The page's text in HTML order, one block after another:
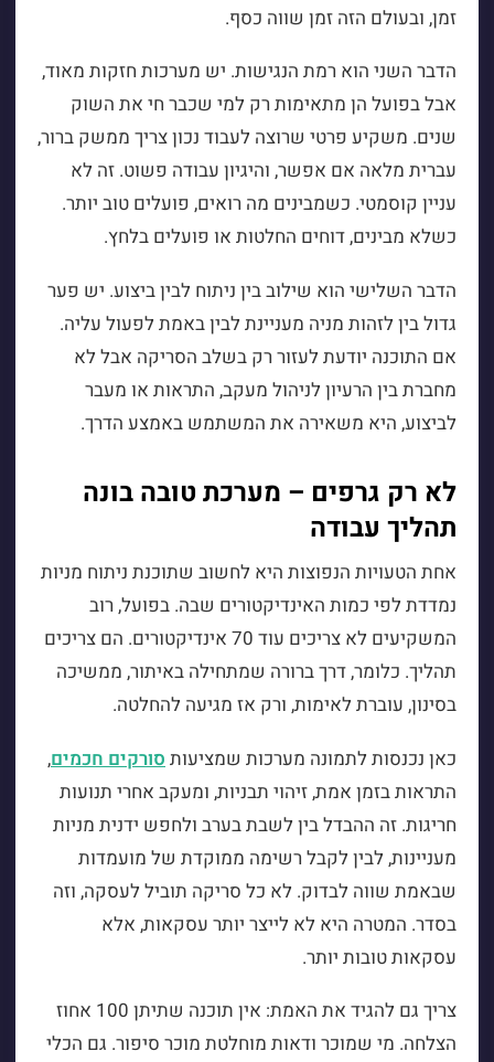
זמן, ובעולם הזה זמן שווה כסף.
הדבר השני הוא רמת הנגישות. יש מערכות חזקות מאוד,
אבל בפועל הן מתאימות רק למי שכבר חי את השוק
שנים. משקיע פרטי שרוצה לעבוד נכון צריך ממשק ברור,
עברית מלאה אם אפשר, והיגיון עבודה פשוט. זה לא
עניין קוסמטי. כשמבינים מה רואים, פועלים טוב יותר.
כשלא מבינים, דוחים החלטות או פועלים בלחץ.
הדבר השלישי הוא שילוב בין ניתוח לבין ביצוע. יש פער
גדול בין לזהות מניה מעניינת לבין באמת לפעול עליה.
אם התוכנה יודעת לעזור רק בשלב הסריקה אבל לא
מחברת בין הרעיון לניהול מעקב, התראות או מעבר
לביצוע, היא משאירה את המשתמש באמצע הדרך.
לא רק גרפים – מערכת טובה בונה
תהליך עבודה
אחת הטעויות הנפוצות היא לחשוב שתוכנת ניתוח מניות
נמדדת לפי כמות האינדיקטורים שבה. בפועל, רוב
המשקיעים לא צריכים עוד 70 אינדיקטורים. הם צריכים
תהליך. כלומר, דרך ברורה שמתחילה באיתור, ממשיכה
בסינון, עוברת לאימות, ורק אז מגיעה להחלטה.
כאן נכנסות לתמונה מערכות שמציעות סורקים חכמים,
התראות בזמן אמת, זיהוי תבניות, ומעקב אחרי תנועות
חריגות. זה ההבדל בין לשבת בערב ולחפש ידנית מניות
מעניינות, לבין לקבל רשימה ממוקדת של מועמדות
שבאמת שווה לבדוק. לא כל סריקה תוביל לעסקה, וזה
בסדר. המטרה היא לא לייצר יותר עסקאות, אלא
עסקאות טובות יותר.
צריך גם להגיד את האמת: אין תוכנה שתיתן 100 אחוז
הצלחה. מי שמוכר ודאות מוחלטת מוכר סיפור. גם הכלי